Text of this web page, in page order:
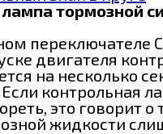
тормозной
переключателе
двигателя
на несколько
контрольная
это говорит о
жидкости